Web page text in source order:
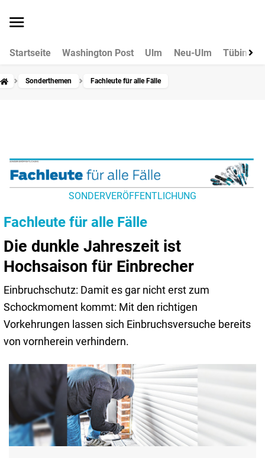
Startseite Washington Post Ulm Neu-Ulm Tübingen
Sonderthemen Fachleute für alle Fälle
SONDERVERÖFFENTLICHUNG
Fachleute für alle Fälle
Die dunkle Jahreszeit ist
Hochsaison für Einbrecher
Einbruchschutz: Damit es gar nicht erst zum
Schockmoment kommt: Mit den richtigen
Vorkehrungen lassen sich Einbruchsversuche bereits
von vornherein verhindern.